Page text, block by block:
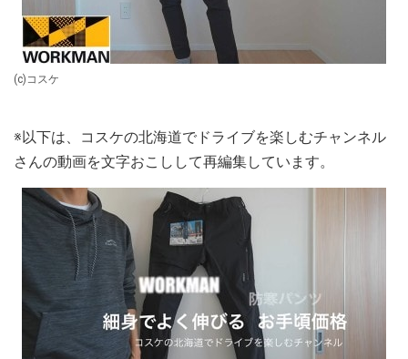
(c)コスケ
※以下は、コスケの北海道でドライブを楽しむチャンネル
さんの動画を文字おこしして再編集しています。